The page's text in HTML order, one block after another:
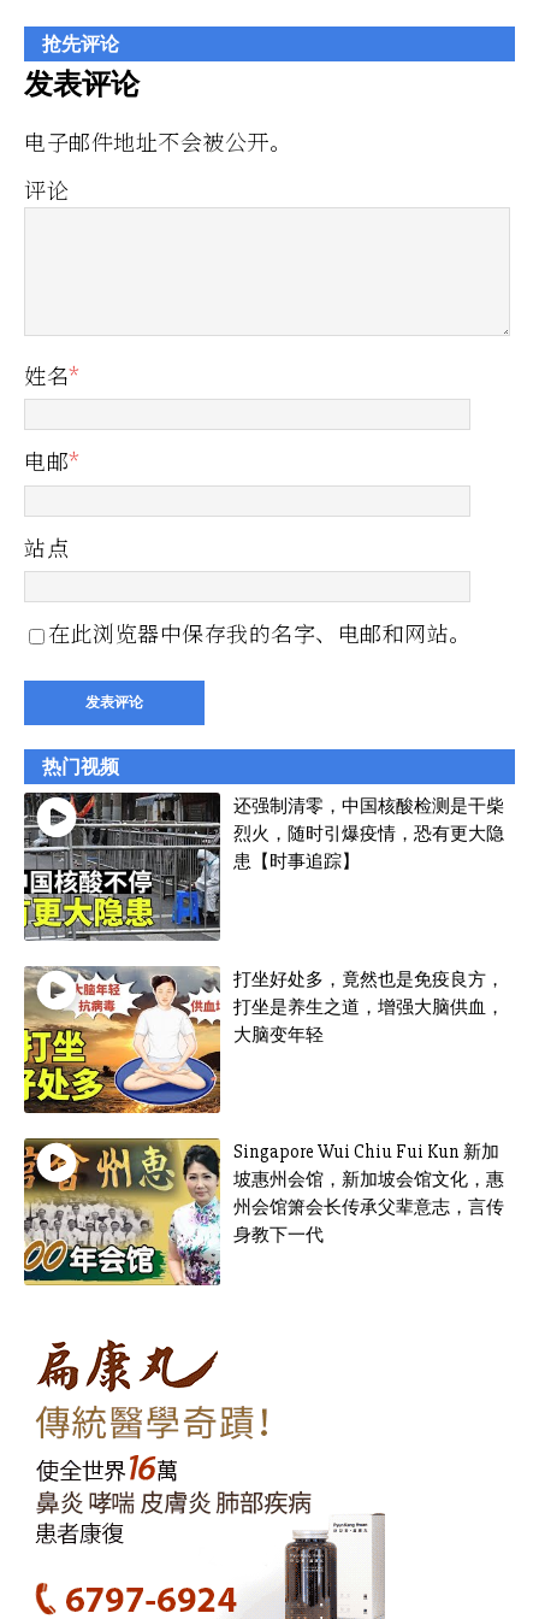
抢先评论
发表评论
电子邮件地址不会被公开。
评论
姓名*
电邮*
站点
在此浏览器中保存我的名字、电邮和网站。
热门视频
还强制清零，中国核酸检测是干柴
烈火，随时引爆疫情，恐有更大隐
患【时事追踪】
打坐好处多，竟然也是免疫良方，
打坐是养生之道，增强大脑供血，
大脑变年轻
Singapore Wui Chiu Fui Kun 新加
坡惠州会馆，新加坡会馆文化，惠
州会馆箫会长传承父辈意志，言传
身教下一代